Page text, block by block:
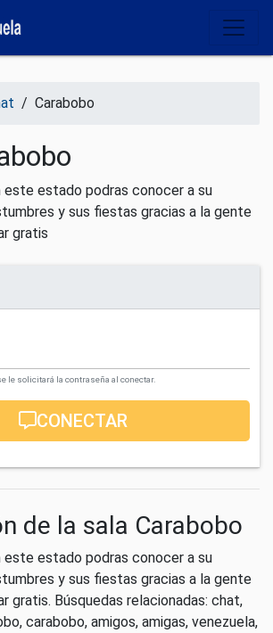
/ Carabobo
este estado podras conocer a su
y sus fiestas gracias a la gente
gratis
le solicitará la contraseña al conectar.
CONECTAR
de la sala Carabobo
este estado podras conocer a su
y sus fiestas gracias a la gente
gratis. Búsquedas relacionadas: chat,
carabobo, amigos, amigas, venezuela,